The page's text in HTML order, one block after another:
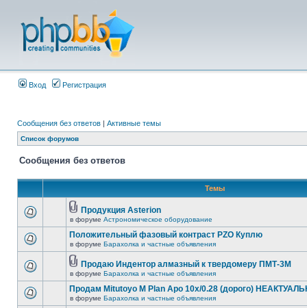
Вход Регистрация
Сообщения без ответов | Активные темы
Список форумов
Сообщения без ответов
Темы
Продукция Asterion
в форуме Астрономическое оборудование
Положительный фазовый контраст PZO Куплю
в форуме Барахолка и частные объявления
Продаю Индентор алмазный к твердомеру ПМТ-3М
в форуме Барахолка и частные объявления
Продам Mitutoyo M Plan Apo 10x/0.28 (дорого)
в форуме Барахолка и частные объявления